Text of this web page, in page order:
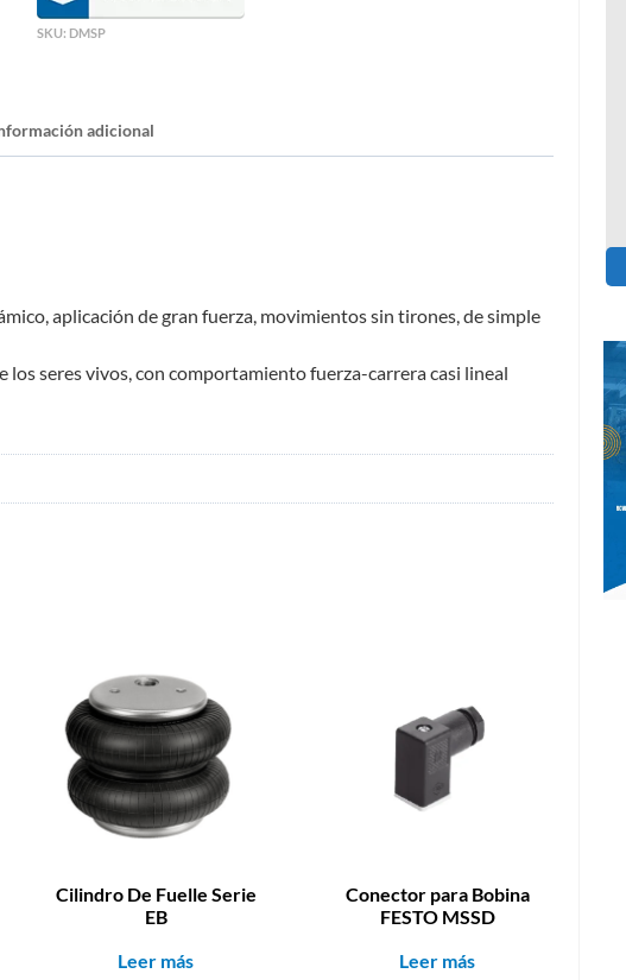
SKU: DMSP
adicional
aplicación de gran fuerza, movimientos sin tirones, de simple
los seres vivos, con comportamiento fuerza-carrera casi lineal
Cilindro De Fuelle Serie
EB
Leer más
Conector para Bobina
FESTO MSSD
Leer más